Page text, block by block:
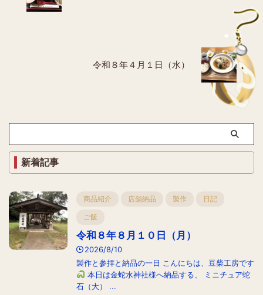
令和８年４月１日（水）
新着記事
商品紹介 店舗納品 製作 日記
ご飯
令和８年８月１０日（月）
2026/8/10
製作と参拝と納品の一日 こんにちは、豆柴工房です
本日は金蛇水神社様へ納品する、 ミニチュア蛇
石（大） ...